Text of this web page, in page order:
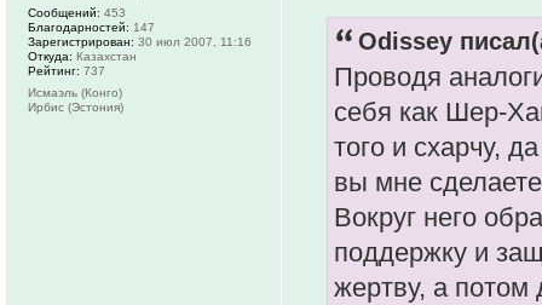
Odissey
Проводя
себя как Шер-
того и схарчу,
вы мне
Вокруг него
поддержку и
жертву, а потом
Сообщений: 453
Благодарностей: 147
Зарегистрирован: 30 июл 2007, 11:16
Откуда: Казахстан
Рейтинг: 737
Исмаэль (Конго)
Ирбис (Эстония)